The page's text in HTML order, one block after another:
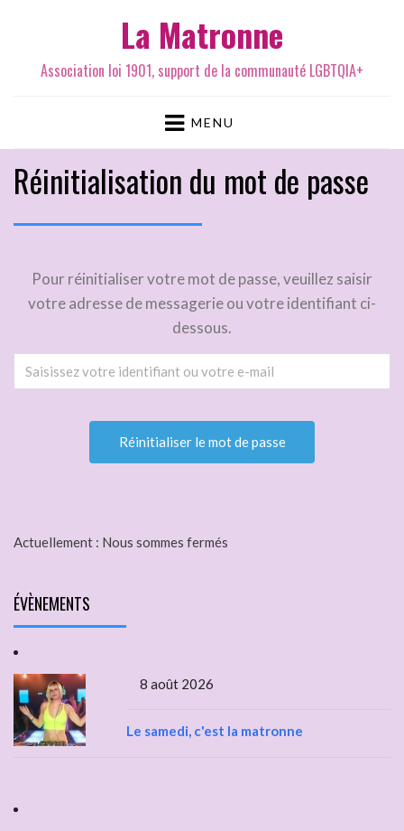
La Matronne
Association loi 1901, support de la communauté LGBTQIA+
MENU
Réinitialisation du mot de passe
Pour réinitialiser votre mot de passe, veuillez saisir
votre adresse de messagerie ou votre identifiant ci-
dessous.
Actuellement : Nous sommes fermés
ÉVÈNEMENTS
8 août 2026
Le samedi, c'est la matronne